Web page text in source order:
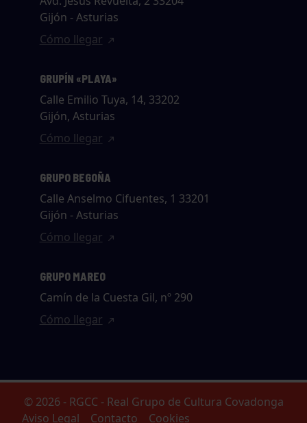
Gijón - Asturias
Cómo llegar
GRUPÍN «PLAYA»
Calle Emilio Tuya, 14, 33202
Gijón, Asturias
Cómo llegar
GRUPO BEGOÑA
Calle Anselmo Cifuentes, 1 33201
Gijón - Asturias
Cómo llegar
GRUPO MAREO
Camín de la Cuesta Gil, nº 290
Cómo llegar
© 2026 - RGCC - Real Grupo de Cultura Covadonga
Aviso Legal
Contacto Cookies